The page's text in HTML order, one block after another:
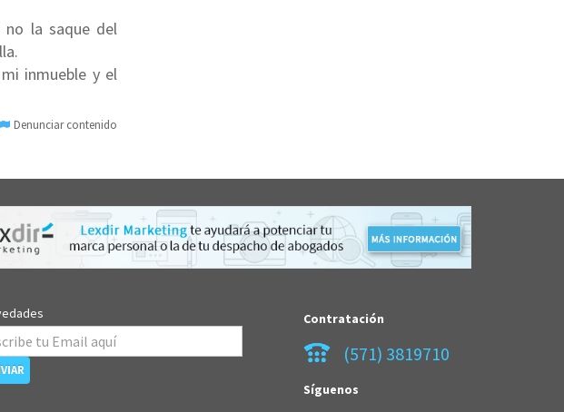
no la saque del
inmueble y el
Denunciar contenido
Contratación
(571) 3819710
Síguenos